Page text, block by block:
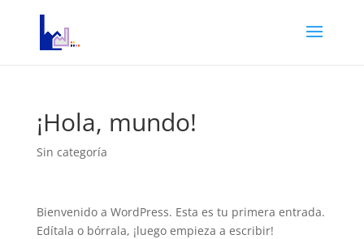
¡Hola, mundo!
Sin categoría
Bienvenido a WordPress. Esta es tu primera entrada.
Edítala o bórrala, ¡luego empieza a escribir!